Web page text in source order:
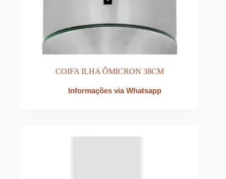
COIFA ILHA ÔMICRON 38CM
Informações via Whatsapp